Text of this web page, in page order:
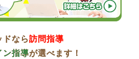
ドなら訪問指導
ン指導が選べます！